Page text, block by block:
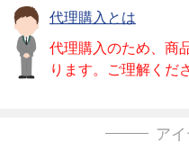
代理購入とは
代理購入のため、商
ります。ご理解くだ
ア